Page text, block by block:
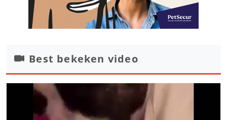
Best bekeken video